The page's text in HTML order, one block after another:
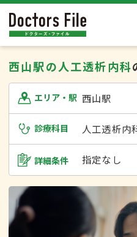
西山駅の人工透析内科
エリア・駅 西山駅
診療科目 人工透析内
詳細条件 指定なし